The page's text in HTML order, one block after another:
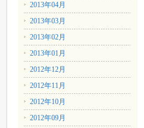
2013年04月
2013年03月
2013年02月
2013年01月
2012年12月
2012年11月
2012年10月
2012年09月